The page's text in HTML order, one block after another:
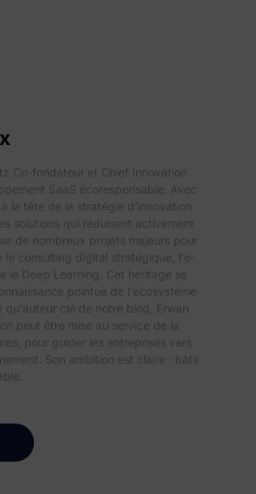
Co-fondateur et Chief Innovation
SaaS écoresponsable. Avec
la tête de la stratégie d'innovation
solutions qui réduisent activement
de nombreux projets majeurs pour
le consulting digital stratégique, l'e-
le Deep Learning. Cet héritage se
pointue de l'écosystème
clé de notre blog, Erwan
peut être mise au service de la
pour guider les entreprises vers
Son ambition est claire : bâtir